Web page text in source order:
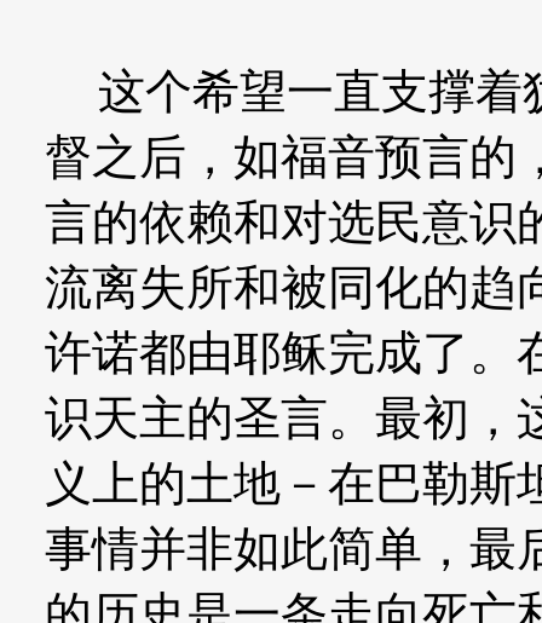
这个希望一直支撑着
督之后，如福音预言的
言的依赖和对选民意识
流离失所和被同化的趋
许诺都由耶稣完成了。
识天主的圣言。最初，
义上的土地－在巴勒
事情并非如此简单，最